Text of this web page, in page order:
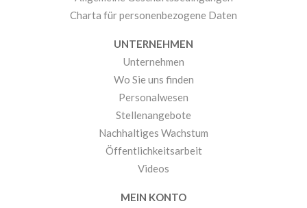
Charta für personenbezogene Daten
UNTERNEHMEN
Unternehmen
Wo Sie uns finden
Personalwesen
Stellenangebote
Nachhaltiges Wachstum
Öffentlichkeitsarbeit
Videos
MEIN KONTO